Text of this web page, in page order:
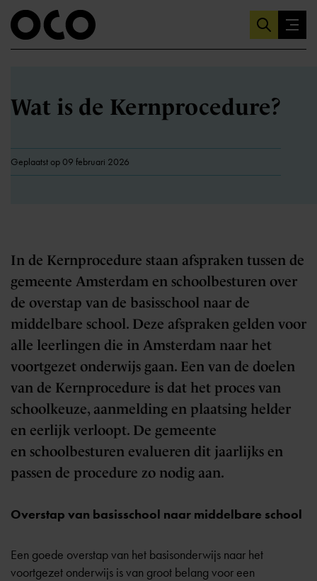
Wat is de Kernprocedure?
Geplaatst op 09 februari 2026
In de Kernprocedure staan afspraken tussen de
gemeente Amsterdam en schoolbesturen over
de overstap van de basisschool naar de
middelbare school. Deze afspraken gelden voor
alle leerlingen die in Amsterdam naar het
voortgezet onderwijs gaan. Een van de doelen
van de Kernprocedure is dat het proces van
schoolkeuze, aanmelding en plaatsing helder
en eerlijk verloopt. De gemeente
en schoolbesturen evalueren dit jaarlijks en
passen de procedure zo nodig aan.
Overstap van basisschool naar middelbare school
Een goede overstap van het basisonderwijs naar het
voortgezet onderwijs is van groot belang voor een